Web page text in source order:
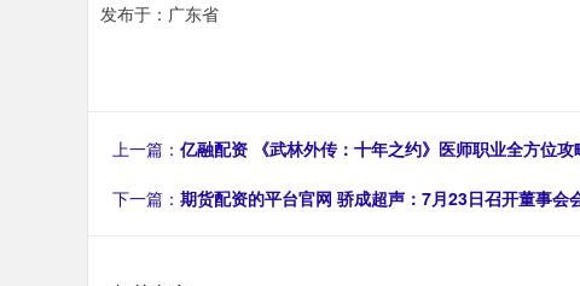
发布于：广东省
上一篇： 亿融配资 《武林外传：十年之约》医师职业全方
下一篇： 期货配资的平台官网 骄成超声：7月23日召开董事会